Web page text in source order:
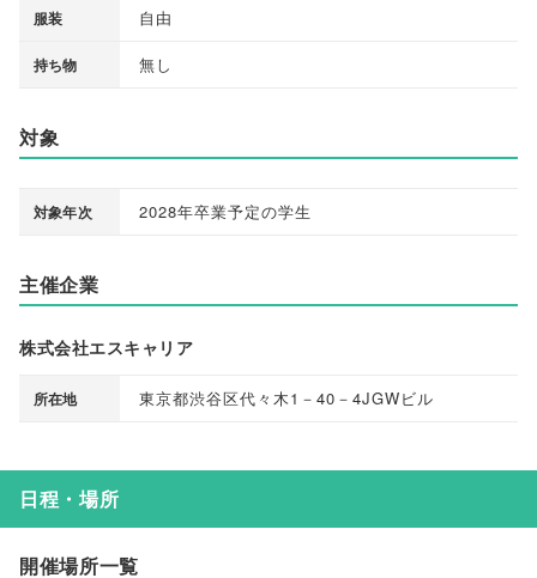
服装 自由
持ち物 無し
対象
対象年次 2028年卒業予定の学生
主催企業
株式会社エスキャリア
所在地 東京都渋谷区代々木1－40－4JGWビル
日程・場所
開催場所一覧